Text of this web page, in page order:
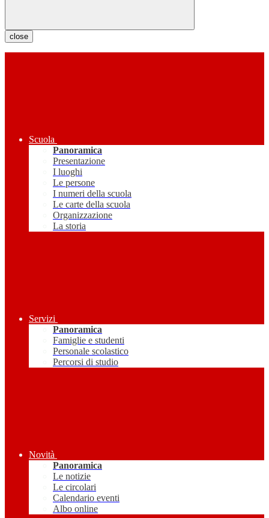
close
Scuola
Panoramica
Presentazione
I luoghi
Le persone
I numeri della scuola
Le carte della scuola
Organizzazione
La storia
Servizi
Panoramica
Famiglie e studenti
Personale scolastico
Percorsi di studio
Novità
Panoramica
Le notizie
Le circolari
Calendario eventi
Albo online